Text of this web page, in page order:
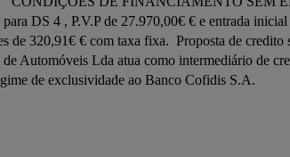
DS 4 , P.V.P de 27.970,00€ € e entrada
de 320,91€ € com taxa fixa.  Proposta de credito
Automóveis Lda atua como intermediário de